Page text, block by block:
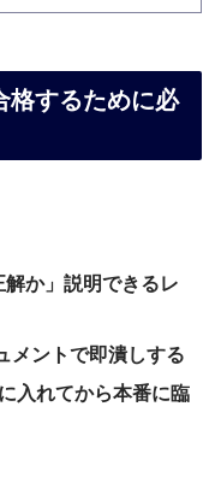
格するために必
か」説明できるレ
メントで即潰しする
入れてから本番に臨